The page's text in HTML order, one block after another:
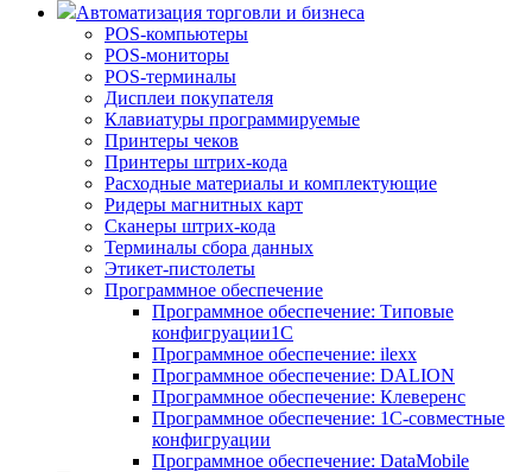
Автоматизация торговли и бизнеса
POS-компьютеры
POS-мониторы
POS-терминалы
Дисплеи покупателя
Клавиатуры программируемые
Принтеры чеков
Принтеры штрих-кода
Расходные материалы и комплектующие
Ридеры магнитных карт
Сканеры штрих-кода
Терминалы сбора данных
Этикет-пистолеты
Программное обеспечение
Программное обеспечение: Типовые
конфигруации1С
Программное обеспечение: ilexx
Программное обеспечение: DALION
Программное обеспечение: Клеверенс
Программное обеспечение: 1С-совместные
конфигруации
Программное обеспечение: DataMobile